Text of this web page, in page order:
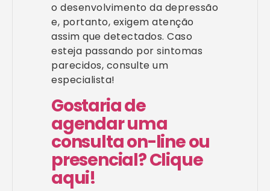
o desenvolvimento da depressão
e, portanto, exigem atenção
assim que detectados. Caso
esteja passando por sintomas
parecidos, consulte um
especialista!
Gostaria de
agendar uma
consulta on-line ou
presencial? Clique
aqui!